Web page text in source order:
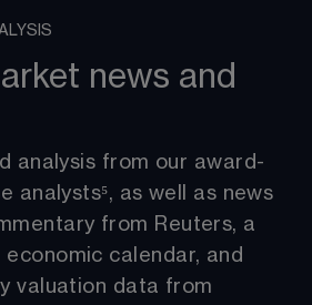
news and
analysis from our award-
analysts⁵, as well as news
from Reuters, a
economic calendar, and
valuation data from